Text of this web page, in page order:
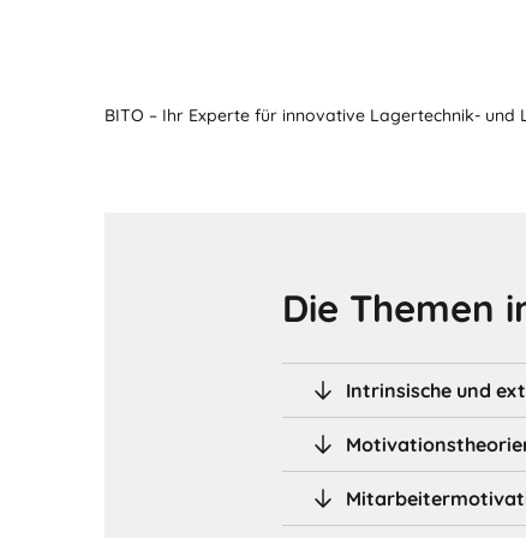
BITO – Ihr Experte für innovative Lagertechnik- und
Die Themen
Intrinsische und